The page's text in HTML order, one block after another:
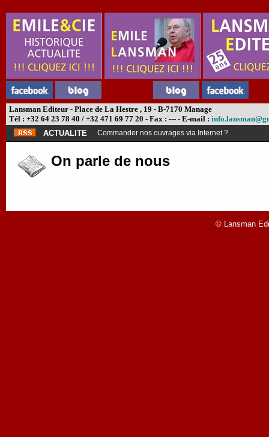
Lansman Editeur - Place de La Hestre , 19 - B-7170 Manage
Tél : +32 64 23 78 40 / +32 471 69 77 20 - Fax : --- - E-mail :
ACTUALITE
Commander nos ouvrages via Internet ?
On parle de nous
© Lansman